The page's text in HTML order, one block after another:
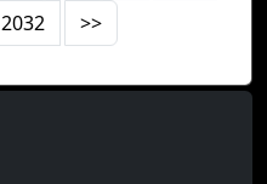
2032 >>